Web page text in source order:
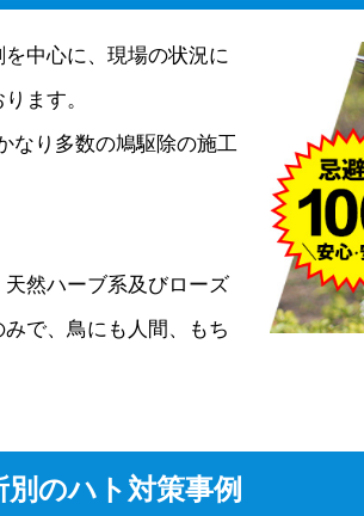
中心に、現場の状況に
ます。
なり多数の鳩駆除の施工
然ハーブ系及びローズ
で、鳥にも人間、もち
別のハト対策事例